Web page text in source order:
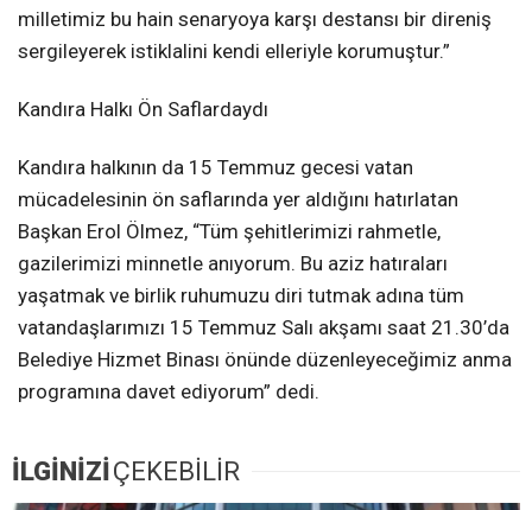
milletimiz bu hain senaryoya karşı destansı bir direniş
sergileyerek istiklalini kendi elleriyle korumuştur.”
Kandıra Halkı Ön Saflardaydı
Kandıra halkının da 15 Temmuz gecesi vatan
mücadelesinin ön saflarında yer aldığını hatırlatan
Başkan Erol Ölmez, “Tüm şehitlerimizi rahmetle,
gazilerimizi minnetle anıyorum. Bu aziz hatıraları
yaşatmak ve birlik ruhumuzu diri tutmak adına tüm
vatandaşlarımızı 15 Temmuz Salı akşamı saat 21.30’da
Belediye Hizmet Binası önünde düzenleyeceğimiz anma
programına davet ediyorum” dedi.
İLGİNİZİÇEKEBİLİR